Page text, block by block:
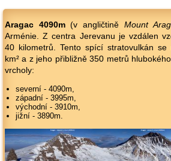
Aragac 4090m(v angličtině Mount
Arménie. Z centra Jerevanu je vzdálen
40 kilometrů. Tento spící stratovulkán
km² a z jeho přibližně 350 metrů
vrcholy:
severní - 4090m,
západní - 3995m,
východní - 3910m,
jižní - 3890m.